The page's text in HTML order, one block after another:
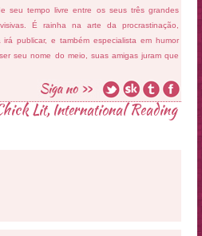
seu tempo livre entre os seus três grandes
É rainha na arte da procrastinação,
publicar, e também especialista em humor
seu nome do meio, suas amigas juram que
Lit,International Reading